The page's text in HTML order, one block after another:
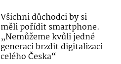
Všichni důchodci by si
měli pořídit smartphone.
„Nemůžeme kvůli jedné
generaci brzdit digitalizaci
celého Česka“